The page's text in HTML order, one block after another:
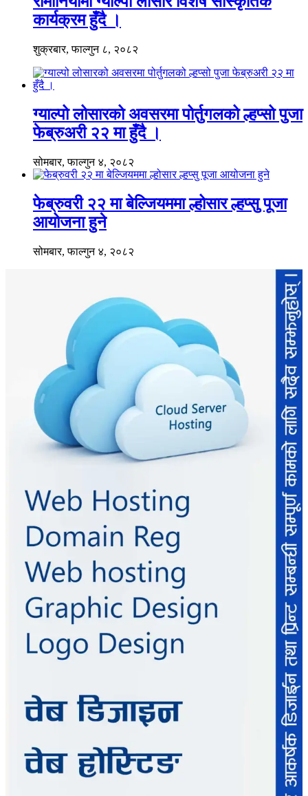
कार्यक्रम हुँदै ।
शुक्रबार, फाल्गुन ८, २०८२
ग्याल्पो लोसारको अवसरमा पोर्तुगलको ल्हप्सो पुजा
फेब्रुअरी २२ मा हुँदै ।
सोमबार, फाल्गुन ४, २०८२
फेब्रुवरी २२ मा बेल्जियममा ल्होसार ल्हप्सु पूजा
आयोजना हुने
सोमबार, फाल्गुन ४, २०८२